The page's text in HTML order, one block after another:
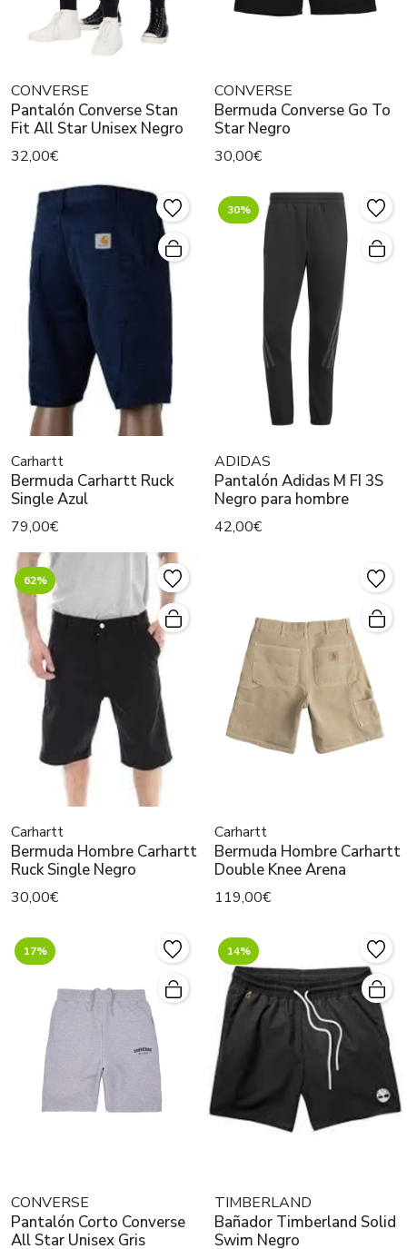
CONVERSE
Pantalón Converse Stan
Fit All Star Unisex Negro
32,00€
CONVERSE
Bermuda Converse Go To
Star Negro
30,00€
Carhartt
Bermuda Carhartt Ruck
Single Azul
79,00€
30%
ADIDAS
Pantalón Adidas M FI 3S
Negro para hombre
42,00€
62%
Carhartt
Bermuda Hombre Carhartt
Ruck Single Negro
30,00€
Carhartt
Bermuda Hombre Carhartt
Double Knee Arena
119,00€
17%
CONVERSE
Pantalón Corto Converse
All Star Unisex Gris
14%
TIMBERLAND
Bañador Timberland Solid
Swim Negro